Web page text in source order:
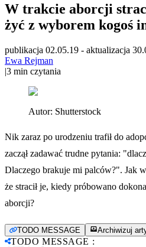
W trakcie aborcji
żyć z wyborem kogoś
publikacja 02.05.19 - aktualizacja
Ewa Rejman
|3 min czytania
Autor: Shutterstock
Nik zaraz po urodzeniu trafił do
zaczął zadawać trudne pytania:
Dlaczego brakuje mi palców?". Jak
że stracił je, kiedy próbowano
aborcji?
TODO MESSAGE Archiwizuj
TODO MESSAGE :